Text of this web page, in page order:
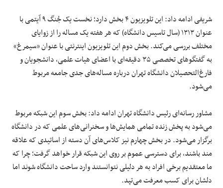
شریفی ادامه داد: این تلویزیون ۴ بخش دارد؛ نخست یک جُنگ ۹ آیتمی با
عنوان۱۳۱۳
(سال تاسیس دانشگاه) که هر هفته یک مساله را از زوایای
مختلف بررسی می‌کند. بخش دوم این تلویزیون اینترنتی با عنوان «سیمرغ»
به گفتگوهای تخصصی ۳۵ دقیقه‌ای با اعضای هیات علمی، دانشجویان و
فارغ‌التحصیلان دانشگاه تهران درباره مساله‌های جدی جامعه مربوط
می‌شود.
مشاور رسانه‌ای رئیس دانشگاه تهران ادامه داد: بخش سوم این شبکه مربوط
می‌شود به پخش زنده تمامی همایش‌ها و سخنرانی‌های علمی که در دانشگاه
برگزار می‌شود. در بخش چهارم نیز کلاس‌های آن دسته از اساتیدی که علاقه
مند باشند، برای دسترسی عموم بر روی این شبکه قرار خواهد گرفت؛ چرا که
ما معتقدیم برخی افراد به هر دلیلی نتوانستند وارد ساحت دانشگاه شوند اما
دلشان برای کسب معرفت می‌تپد.